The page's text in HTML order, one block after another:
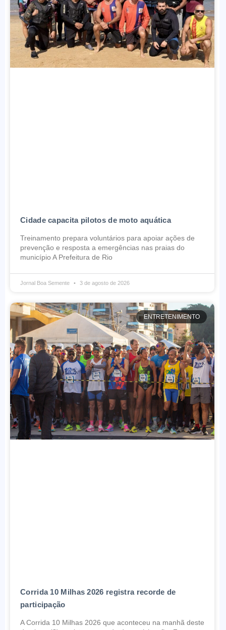
Cidade capacita pilotos de moto aquática
Treinamento prepara voluntários para apoiar ações de
prevenção e resposta a emergências nas praias do
município A Prefeitura de Rio
Jornal Boa Semente 3 de agosto de 2026
ENTRETENIMENTO
Corrida 10 Milhas 2026 registra recorde de
participação
A Corrida 10 Milhas 2026 que aconteceu na manhã deste